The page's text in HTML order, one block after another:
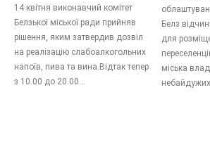
14 квітня виконавчий комітет
Белзької міської ради прийняв
рішення, яким затвердив дозвіл
на реалізацію слабоалкогольних
напоїв, пива та вина.Відтак тепер
з 10.00 до 20.00...
Белз
для
міська